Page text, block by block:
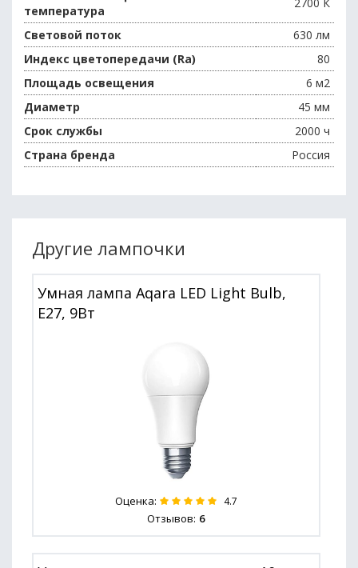
температура
Световой поток
630 лм
Индекс цветопередачи (Ra)
80
Площадь освещения
6 м2
Диаметр
45 мм
Срок службы
2000 ч
Страна бренда
Россия
Другие лампочки
Умная лампа Aqara LED Light Bulb,
E27, 9Вт
Оценка: 4.7
Отзывов: 6